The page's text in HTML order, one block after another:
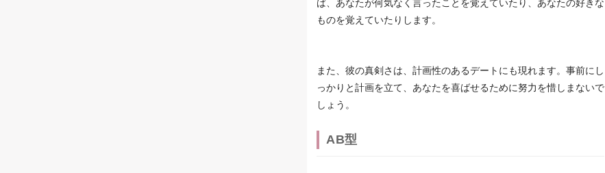
ば、あなたが何気なく言ったことを覚えていたり、あなたの好きな
ものを覚えていたりします。
また、彼の真剣さは、計画性のあるデートにも現れます。事前にし
っかりと計画を立て、あなたを喜ばせるために努力を惜しまないで
しょう。
AB型